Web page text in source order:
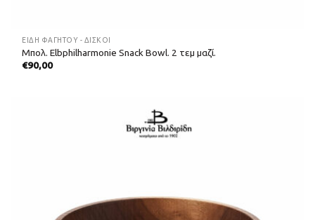
ΕΊΔΗ ΦΑΓΗΤΟΎ - ΔΊΣΚΟΙ
Μπολ. Elbphilharmonie Snack Bowl. 2 τεμ μαζί.
€90,00